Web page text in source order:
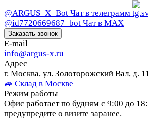
@ARGUS_X_Bot Чат в телеграмм
@id7720669687_bot Чат в МАХ
Заказать звонок
E-mail
info@argus-x.ru
Адрес
г. Москва, ул. Золоторожский Вал, д.
🚙 Склад в Москве
Режим работы
Офис работает по будням с 9:00 до
предупредите о визите заранее.